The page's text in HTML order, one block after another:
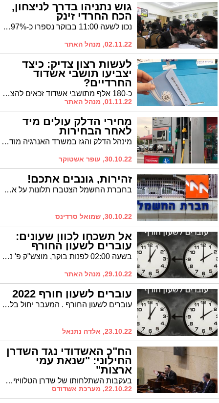
גוש נתניהו בדרך לניצחון,
הכח החרדי זינק
נכון לשעה 11:00 בבוקר נספרו כ-97% מקולות הבוחרים וההתקרבות לתוצאות האמת ממשיכה לאותת על המהפך * גוש הימין עומד על 65 מנדטים * עדיין לא נספרו המעטפות הכפולות המכילות כחצי מיליון קולות
02.11.22, מנהל האתר
לעשות רצון צדיק: כיצד
יצביעו תושבי אשדוד
החרדיים?
כ-180 אלף מתושבי אשדוד זכאים להצביע מתוך 6.7 מיליון בישראל מהם צפויים להצביע כ- 110,000 - 115000 * למי הצביעו תושבי אשדוד ב-3 המערכות הבחירות האחרונות לכנסת?
01.11.22, מנהל האתר
מחירי הדלק עולים מיד
לאחר הבחירות
מינהל הדלק והגז במשרד האנרגיה מודיע כי בחצות הלילה שבין שלישי לרביעי (1.11.2022-2.11.2022) יעודכנו מחירי מוצרי הדלק הנמצאים בפיקוח, הנמכרים לצרכן בתחנות הדלק.
30.10.22, עופר אשטוקר
זהירות, גונבים אתכם!
בחברת החשמל הצטברו תלונות על אדם המחייג לאזרחים ומבקש תשלום במזומן עבור חשבונות החשמל * בחברה מזהירים את הציבור ומבהירים גבייה במזומן מתבצעת אך ורק במשרדי החברה ובמרכזי קבלת הקהל הרשמיים שלה
30.10.22, שמואל סרדינס
אל תשכחו לכוון שעונים:
עוברים לשעון החורף
בשעה 02:00 לפנות בוקר, מוצש"ק פ' נח, נזיז את השעון שעה אחת אחורנית. מתי נחזור לשעון הקיץ?
29.10.22, מנהל האתר
עוברים לשעון חורף 2022
עוברים לשעון החורף . המעבר יחול בלילה שבין שבת לראשון (30.10.2022) - בשעה 2:00 יוזז השעון שעה אחת אחורה.
23.10.22, אלדה נתנאל
הח"כ האשדודי נגד השדרן
החילוני: "שנאת עמי
ארצות"
בעקבות השתלחותו של שדרן הטלוויזיה בציבור החרדי בערב שבת, תקף הח"כ האשדודי בחריפות ואמר כי "הדרך היחידה למגר את ההסתה המבישה כלפי הציבור החרדי ולומדי התורה, היא ג׳ בקלפי"
22.10.22, מערכת אשדודס